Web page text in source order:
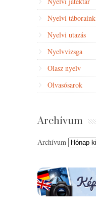
Nyelvi táboraink
Nyelvi utazás
Nyelvvizsga
Olasz nyelv
Olvasósarok
Archívum
Archívum